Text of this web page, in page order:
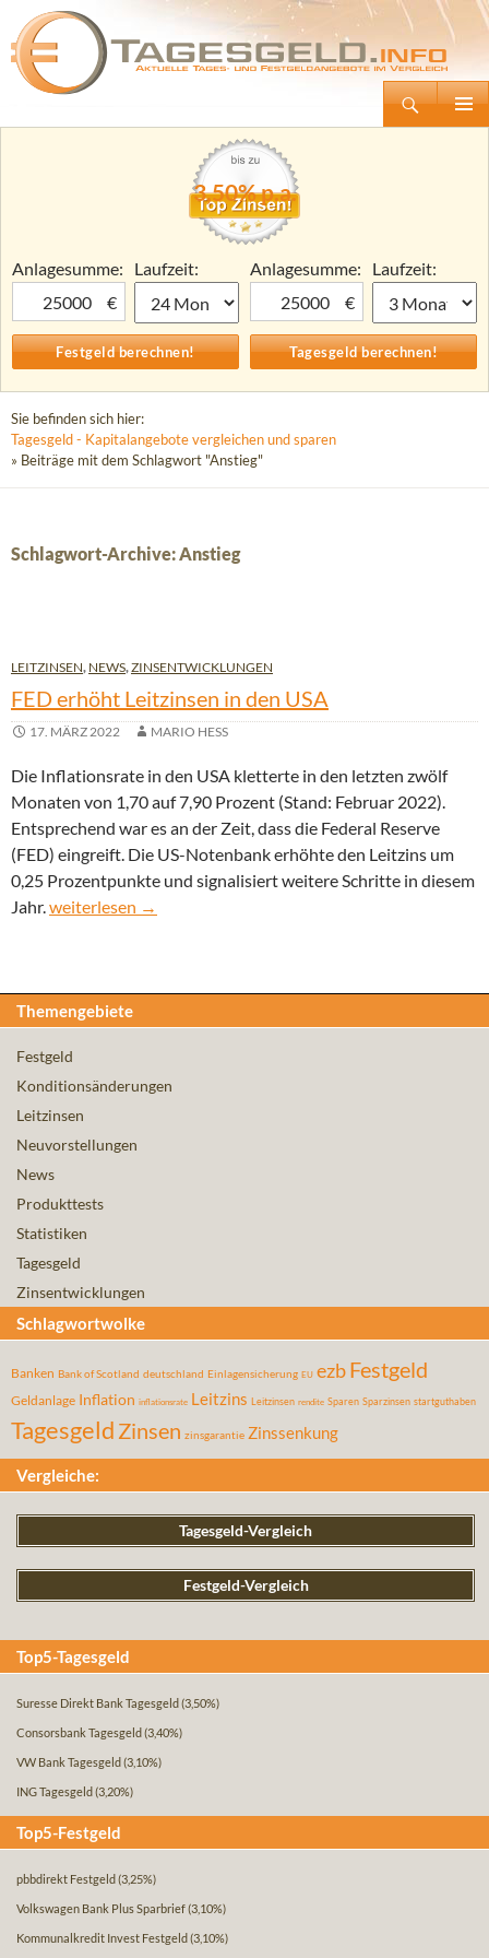
Tagesgeld.info – Tagesgeldkonten vergleichen und Tagesgeld-Zinsen berechnen
Zum
3,50% p.a.
Anlagesumme:
€
Laufzeit:
Anlagesumme:
€
Laufzeit:
Sie befinden sich hier:
Tagesgeld - Kapitalangebote vergleichen und sparen
» Beiträge mit dem Schlagwort "Anstieg"
Schlagwort-Archive: Anstieg
LEITZINSEN, NEWS,ZINSENTWICKLUNGEN
FED erhöht Leitzinsen in den USA
17. MÄRZ 2022 MARIO HESS
Die Inflationsrate in den USA kletterte in den letzten zwölf
Monaten von 1,70 auf 7,90 Prozent (Stand: Februar 2022).
Entsprechend war es an der Zeit, dass die Federal Reserve
(FED) eingreift. Die US-Notenbank erhöhte den Leitzins um
0,25 Prozentpunkte und signalisiert weitere Schritte in diesem
Jahr.FED erhöht Leitzinsen in den USA
weiterlesen →
Themengebiete
Festgeld
Konditionsänderungen
Leitzinsen
Neuvorstellungen
News
Produkttests
Statistiken
Tagesgeld
Zinsentwicklungen
Schlagwortwolke
Banken Bank of Scotland deutschland Einlagensicherung EU ezbFestgeld
Geldanlage Inflation inflationsrate Leitzins Leitzinsen rendite Sparen Sparzinsen startguthaben
Tagesgeld Zinsen zinsgarantie Zinssenkung
Vergleiche:
Tagesgeld-Vergleich
Festgeld-Vergleich
Top5-Tagesgeld
Suresse Direkt Bank Tagesgeld (3,50%)
Consorsbank Tagesgeld (3,40%)
VW Bank Tagesgeld (3,10%)
ING Tagesgeld (3,20%)
Top5-Festgeld
pbbdirekt Festgeld (3,25%)
Volkswagen Bank Plus Sparbrief(3,10%)
Kommunalkredit Invest Festgeld (3,10%)